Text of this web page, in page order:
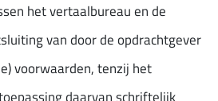
het vertaalbureau en de
van door de opdrachtgever
voorwaarden, tenzij het
daarvan schriftelijk